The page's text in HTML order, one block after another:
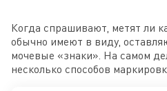
Когда спрашивают, метят ли
обычно имеют в виду,
мочевые «знаки». На самом
несколько способов